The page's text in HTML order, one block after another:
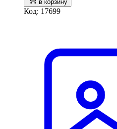
в корзину
Код: 17699